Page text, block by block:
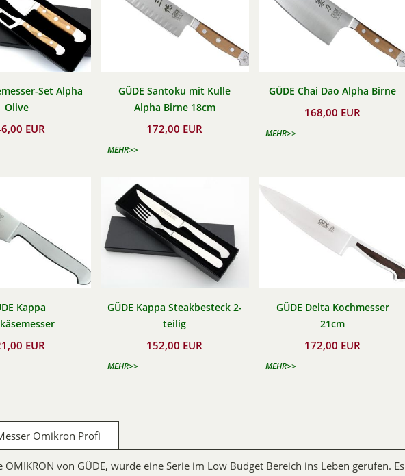
Set Alpha
Olive
EUR
GÜDE Santoku mit Kulle
Alpha Birne 18cm
172,00 EUR
MEHR>>
GÜDE Chai Dao Alpha Birne
168,00 EUR
MEHR>>
Kappa
EUR
GÜDE Kappa Steakbesteck 2-
teilig
152,00 EUR
MEHR>>
GÜDE Delta Kochmesser
21cm
172,00 EUR
MEHR>>
Omikron Profi
OMIKRON von GÜDE, wurde eine Serie im Low Budget Bereich ins Leben gerufen. Es